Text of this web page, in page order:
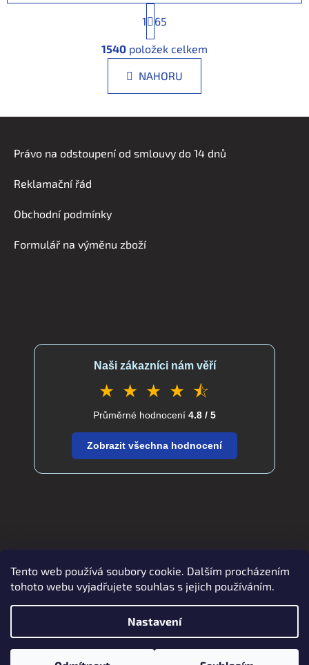
Tento web používá soubory cookie. Dalším procházením
tohoto webu vyjadřujete souhlas s jejich používáním.
Nastavení
O
v
á
d
a
p
S
t
r
á
n
k
á
1 65
1540 položek celkem
NAHORU
Právo na odstoupení od smlouvy do 14 dnů
Reklamační řád
Obchodní podmínky
Formulář na výměnu zboží
Naši zákazníci nám věří
★ ★ ★ ★ ⯪
Průměrné hodnocení 4.8 / 5
Zobrazit všechna hodnocení
Zboží.cz Heureka.cz verdatex.cz
Vytvořil Shoptet